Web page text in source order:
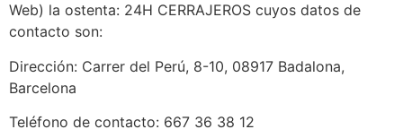
Web) la ostenta: 24H CERRAJEROS cuyos datos de
contacto son:
Dirección: Carrer del Perú, 8-10, 08917 Badalona,
Barcelona
Teléfono de contacto: 667 36 38 12